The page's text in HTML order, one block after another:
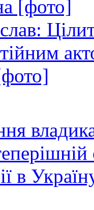
[фото]
в